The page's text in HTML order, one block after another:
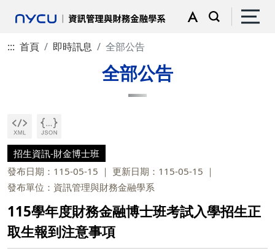
::: 首頁 即時訊息 全部公告
全部公告
招生資訊-財金博士班
發布日期：115-05-15
更新日期：115-05-15
發布單位：資訊管理與財務金融學系
115學年度財務金融博士班考試入學招生正
取生報到注意事項